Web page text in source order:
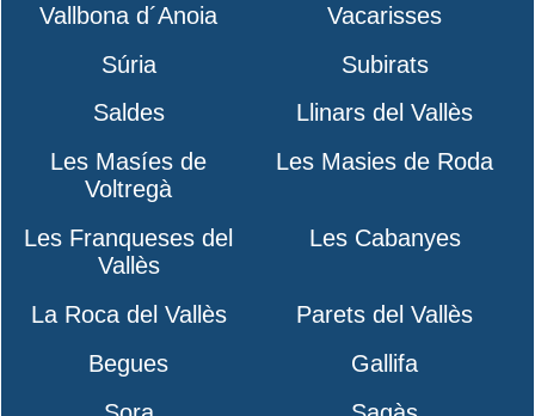
Vallbona d´Anoia
Vacarisses
Súria
Subirats
Saldes
Llinars del Vallès
Les Masíes de
Voltregà
Les Masies de Roda
Les Franqueses del
Vallès
Les Cabanyes
La Roca del Vallès
Parets del Vallès
Begues
Gallifa